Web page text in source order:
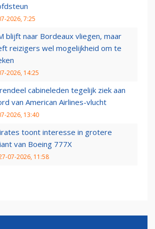
2026, 7:25
blijft naar Bordeaux vliegen, maar
reizigers wel mogelijkheid om te
2026, 14:25
cabineleden tegelijk ziek aan
van American Airlines-vlucht
2026, 13:40
toont interesse in grotere
van Boeing 777X
07-2026, 11:58